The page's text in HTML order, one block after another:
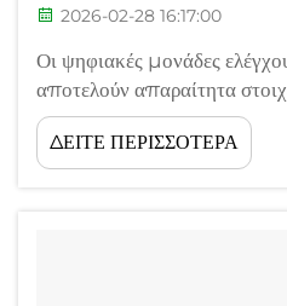
2026-02-28 16:17:00
Οι ψηφιακές μονάδες
αποτελούν απαραίτητα
διαδικασίες, εργαστηριακό
εφαρμογές, όπου η ακριβής
κρίσιμη. Όταν αυτά τα
ΔΕΙΤΕ ΠΕΡΙΣΣΟΤΕΡΑ